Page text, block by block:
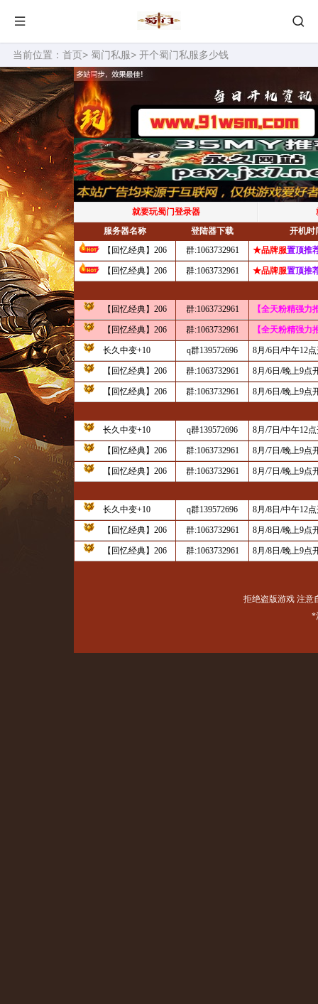
当前位置： 首页> 蜀门私服> 开个蜀门私服多少钱